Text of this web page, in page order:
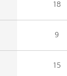
18
9
15